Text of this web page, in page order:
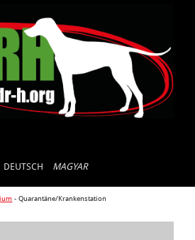
DEUTSCH MAGYAR
-Quarantäne/Krankenstation